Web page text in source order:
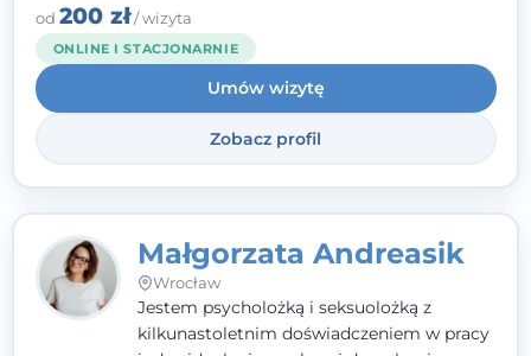
rozwiązania trudnych sytuacji) poprzez
identyfikowanie i wzmacnianie zasobów
oraz mocnych stron klienta. W swojej
pracy korzystam także z metod dialogu
motywacyjnego itreningu uważności.
od 200 zł/ wizyta
ONLINE I STACJONARNIE
Umów wizytę
Zobacz profil
Małgorzata Andreasik
Wrocław
Jestem psycholożką i seksuolożką z
kilkunastoletnim doświadczeniem w pracy